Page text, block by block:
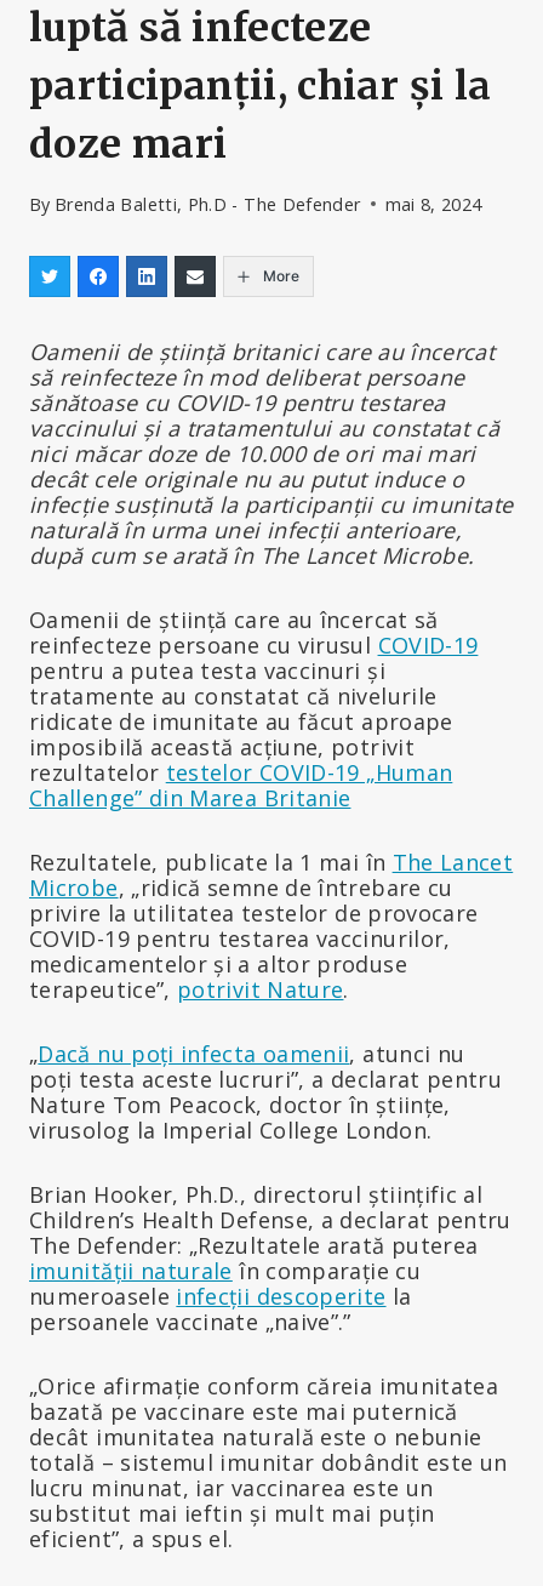
luptă să infecteze
participanții, chiar și la
doze mari
By Brenda Baletti, Ph.D - The Defender mai 8, 2024
More
Oamenii de știință britanici care au încercat
să reinfecteze în mod deliberat persoane
sănătoase cu COVID-19 pentru testarea
vaccinului și a tratamentului au constatat că
nici măcar doze de 10.000 de ori mai mari
decât cele originale nu au putut induce o
infecție susținută la participanții cu imunitate
naturală în urma unei infecții anterioare,
după cum se arată în The Lancet Microbe.
Oamenii de știință care au încercat să
reinfecteze persoane cu virusul COVID-19
pentru a putea testa vaccinuri și
tratamente au constatat că nivelurile
ridicate de imunitate au făcut aproape
imposibilă această acțiune, potrivit
rezultatelor testelor COVID-19 „Human
Challenge” din Marea Britanie
Rezultatele, publicate la 1 mai în The Lancet
Microbe, „ridică semne de întrebare cu
privire la utilitatea testelor de provocare
COVID-19 pentru testarea vaccinurilor,
medicamentelor și a altor produse
terapeutice”, potrivit Nature.
„Dacă nu poți infecta oamenii, atunci nu
poți testa aceste lucruri”, a declarat pentru
Nature Tom Peacock, doctor în științe,
virusolog la Imperial College London.
Brian Hooker, Ph.D., directorul științific al
Children’s Health Defense, a declarat pentru
The Defender: „Rezultatele arată puterea
imunității naturale în comparație cu
numeroasele infecții descoperite la
persoanele vaccinate „naive”.”
„Orice afirmație conform căreia imunitatea
bazată pe vaccinare este mai puternică
decât imunitatea naturală este o nebunie
totală – sistemul imunitar dobândit este un
lucru minunat, iar vaccinarea este un
substitut mai ieftin și mult mai puțin
eficient”, a spus el.